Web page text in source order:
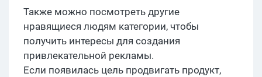
Также можно посмотреть другие
нравящиеся людям категории, чтобы
получить интересы для создания
привлекательной рекламы.
Если появилась цель продвигать продукт,